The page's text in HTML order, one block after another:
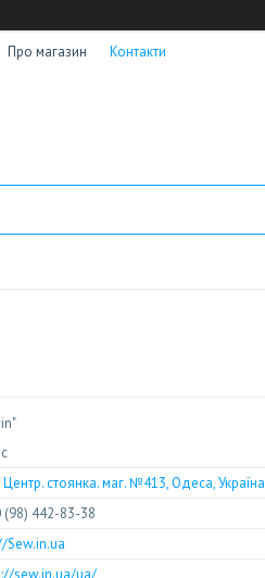
Про магазин Контакти
Центр. стоянка. маг. №413, Одеса, Україна
(98) 442-83-38
Sew.in.ua
sew.in.ua/ua/